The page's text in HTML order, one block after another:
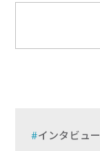
インタビュー